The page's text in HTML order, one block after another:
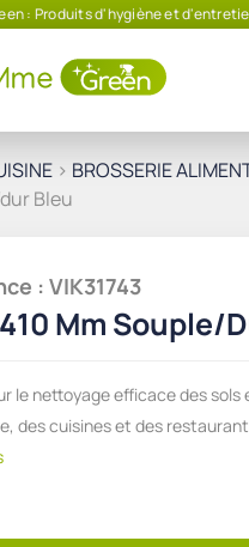
: Produits d'hygiène et
> BROSSERIE
Bleu
: VIK31743
Mm Souple/
le nettoyage efficace des sols
des cuisines et des